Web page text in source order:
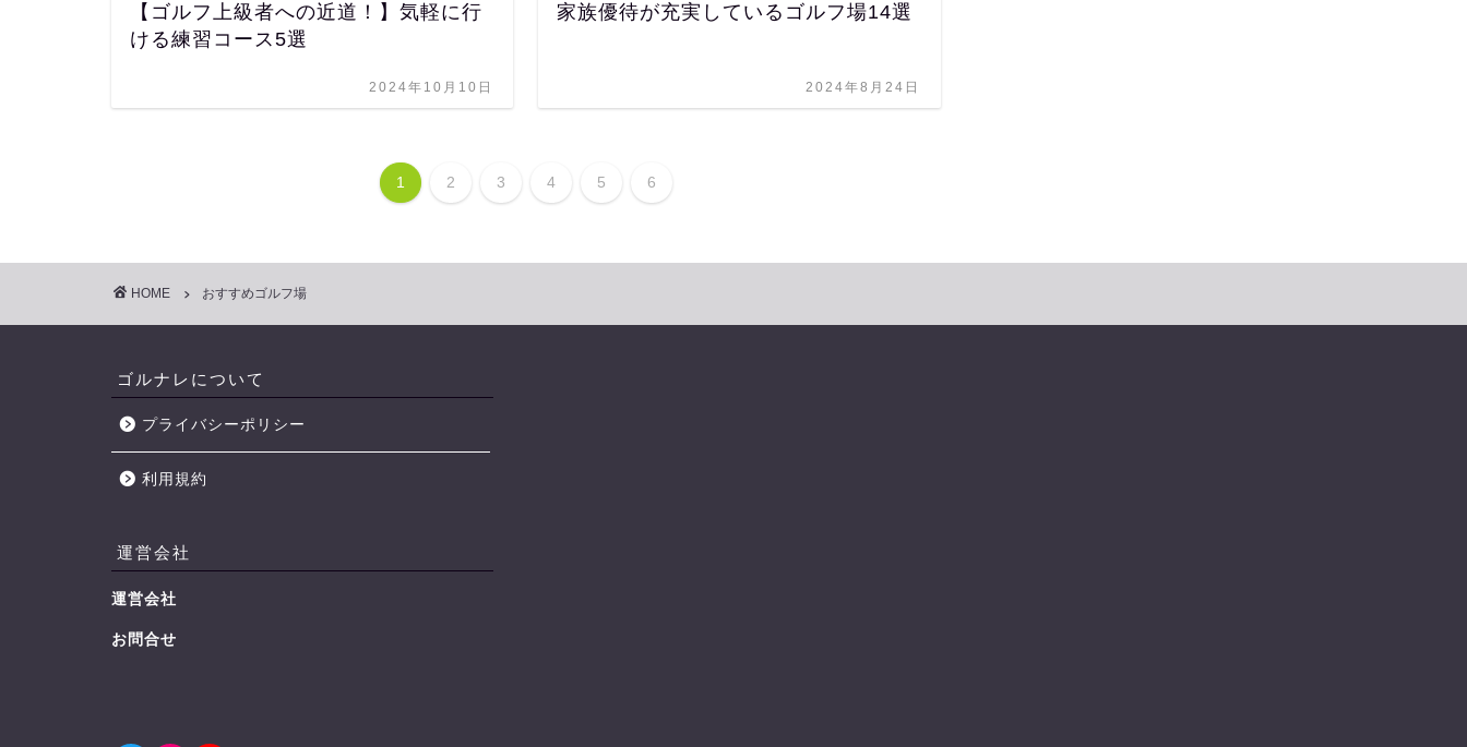
【ゴルフ上級者への近道！】気軽に行
ける練習コース5選
2024年10月10日
家族優待が充実しているゴルフ場14選
2024年8月24日
1 2 3 4 5 6
HOME おすすめゴルフ場
ゴルナレについて
プライバシーポリシー
利用規約
運営会社
運営会社
お問合せ